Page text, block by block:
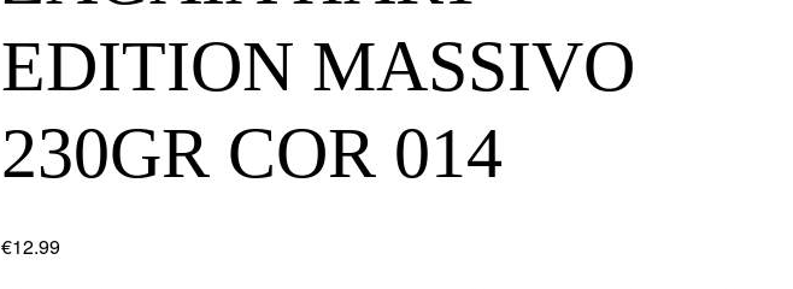
EDITION MASSIVO
230GR COR 014
€12.99